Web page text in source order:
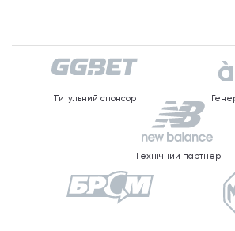
Титульний спонсор
Технічний партнер